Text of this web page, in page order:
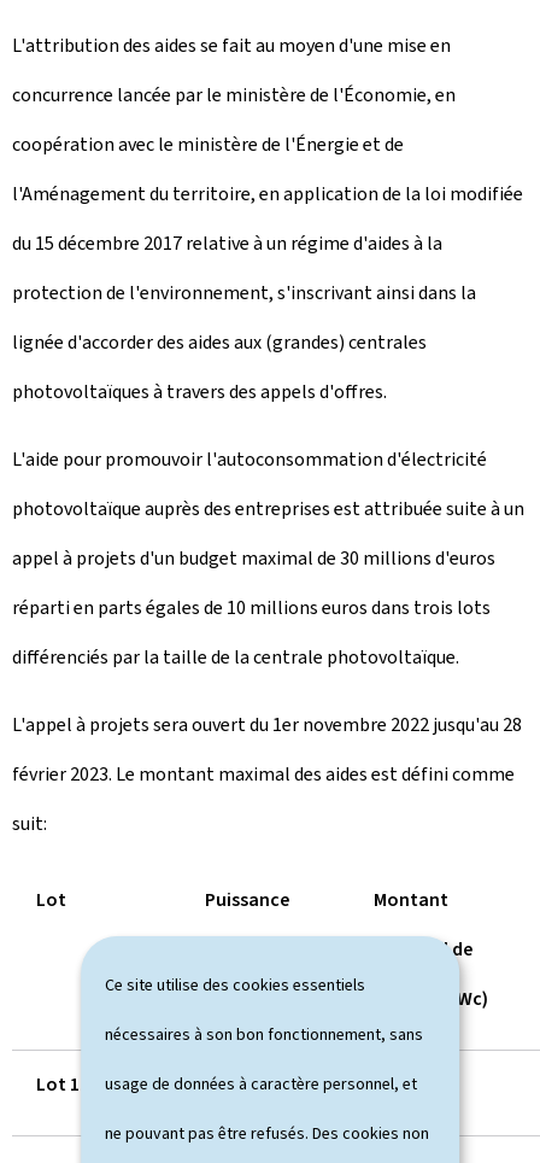
Ce site utilise des cookies essentiels
nécessaires à son bon fonctionnement, sans
usage de données à caractère personnel, et
ne pouvant pas être refusés. Des cookies non
L'attribution des aides se fait au moyen d'une mise en
concurrence lancée par le ministère de l'Économie, en
coopération avec le ministère de l'Énergie et de
l'Aménagement du territoire, en application de la loi modifiée
du 15 décembre 2017 relative à un régime d'aides à la
protection de l'environnement, s'inscrivant ainsi dans la
lignée d'accorder des aides aux (grandes) centrales
photovoltaïques à travers des appels d'offres.
L'aide pour promouvoir l'autoconsommation d'électricité
photovoltaïque auprès des entreprises est attribuée suite à un
appel à projets d'un budget maximal de 30 millions d'euros
réparti en parts égales de 10 millions euros dans trois lots
différenciés par la taille de la centrale photovoltaïque.
L'appel à projets sera ouvert du 1er novembre 2022 jusqu'au 28
février 2023. Le montant maximal des aides est défini comme
suit:
Lot
Puissance
Montant
maximal de
aide (€/kWc)
Lot 1 > 30 et ≤ 200 810